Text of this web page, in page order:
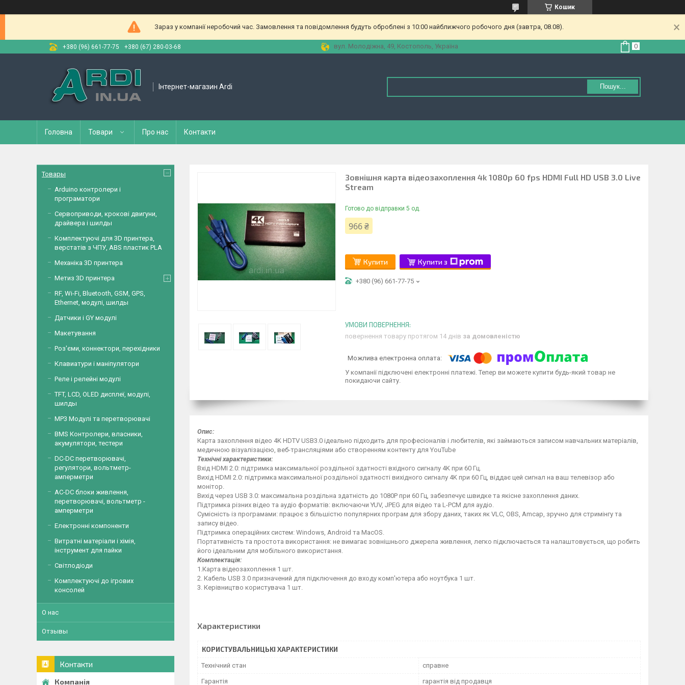
Кошик
Зараз у компанії неробочий час. Замовлення та повідомлення будуть оброблені з 10:00 найближчого робочого дня (завтра, 08.08).
+380 (96) 661-77-75 +380 (67) 280-03-68 вул. Молодіжна, 49, Костополь, Україна
Інтернет-магазин Ardi Пошук...
Головна Товари Про нас Контакти
Зовнішня карта відеозахоплення 4k 1080p 60 fps HDMI Full HD USB 3.0 Live
Stream
Готово до відправки 5 од.
966 ₴
Купити Купити з
+380 (96) 661-77-75
повернення товару протягом 14 днів за домовленістю
У компанії підключені електронні платежі. Тепер ви можете купити будь-який товар не
покидаючи сайту.
Опис:
Карта захоплення відео 4K HDTV USB3.0 ідеально підходить для професіоналів і любителів, які займаються записом навчальних матеріалів,
медичною візуалізацією, веб-трансляціями або створенням контенту для YouTube
Технічні характеристики:
Вхід HDMI 2.0: підтримка максимальної роздільної здатності вхідного сигналу 4K при 60 Гц.
Вихід HDMI 2.0: підтримка максимальної роздільної здатності вихідного сигналу 4K при 60 Гц, віддає цей сигнал на ваш телевізор або
монітор.
Вихід через USB 3.0: максимальна роздільна здатність до 1080P при 60 Гц, забезпечує швидке та якісне захоплення даних.
Підтримка різних відео та аудіо форматів: включаючи YUV, JPEG для відео та L-PCM для аудіо.
Сумісність із програмами: працює з більшістю популярних програм для збору даних, таких як VLC, OBS, Amcap, зручно для стримінгу та
запису відео.
Підтримка операційних систем: Windows, Android та MacOS.
Портативність та простота використання: не вимагає зовнішнього джерела живлення, легко підключається та налаштовується, що робить
його ідеальним для мобільного використання.
Комплектація:
1.Карта відеозахоплення 1 шт.
2. Кабель USB 3.0 призначений для підключення до входу комп'ютера або ноутбука 1 шт.
3. Керівництво користувача 1 шт.
Характеристики
КОРИСТУВАЛЬНИЦЬКІ ХАРАКТЕРИСТИКИ
Технічний стан справне
Гарантія гарантія від продавця
Товары
Arduino контролери і
програматори
Сервоприводи, крокові двигуни,
драйвера і шилды
Комплектуючі для 3D принтера,
верстатів з ЧПУ, ABS пластик PLA
Механіка 3D принтера
Метиз 3D принтера
RF, Wi-Fi, Bluetooth, GSM, GPS,
Ethernet, модулі, шилды
Датчики і GY модулі
Макетування
Роз'єми, коннектори, перехідники
Клавиатури і маніпулятори
Реле і релейні модулі
TFT, LCD, OLED дисплеї, модулі,
шилды
MP3 Модулі та перетворювачі
BMS Контролери, власники,
акумулятори, тестери
DC-DC перетворювачі,
регулятори, вольтметр-
амперметри
AC-DC блоки живлення,
перетворювачі, вольтметр -
амперметри
Електронні компоненти
Витратні матеріали і хімія,
інструмент для пайки
Світлодіоди
Комплектуючі до ігрових
консолей
О нас
Отзывы
Контакти